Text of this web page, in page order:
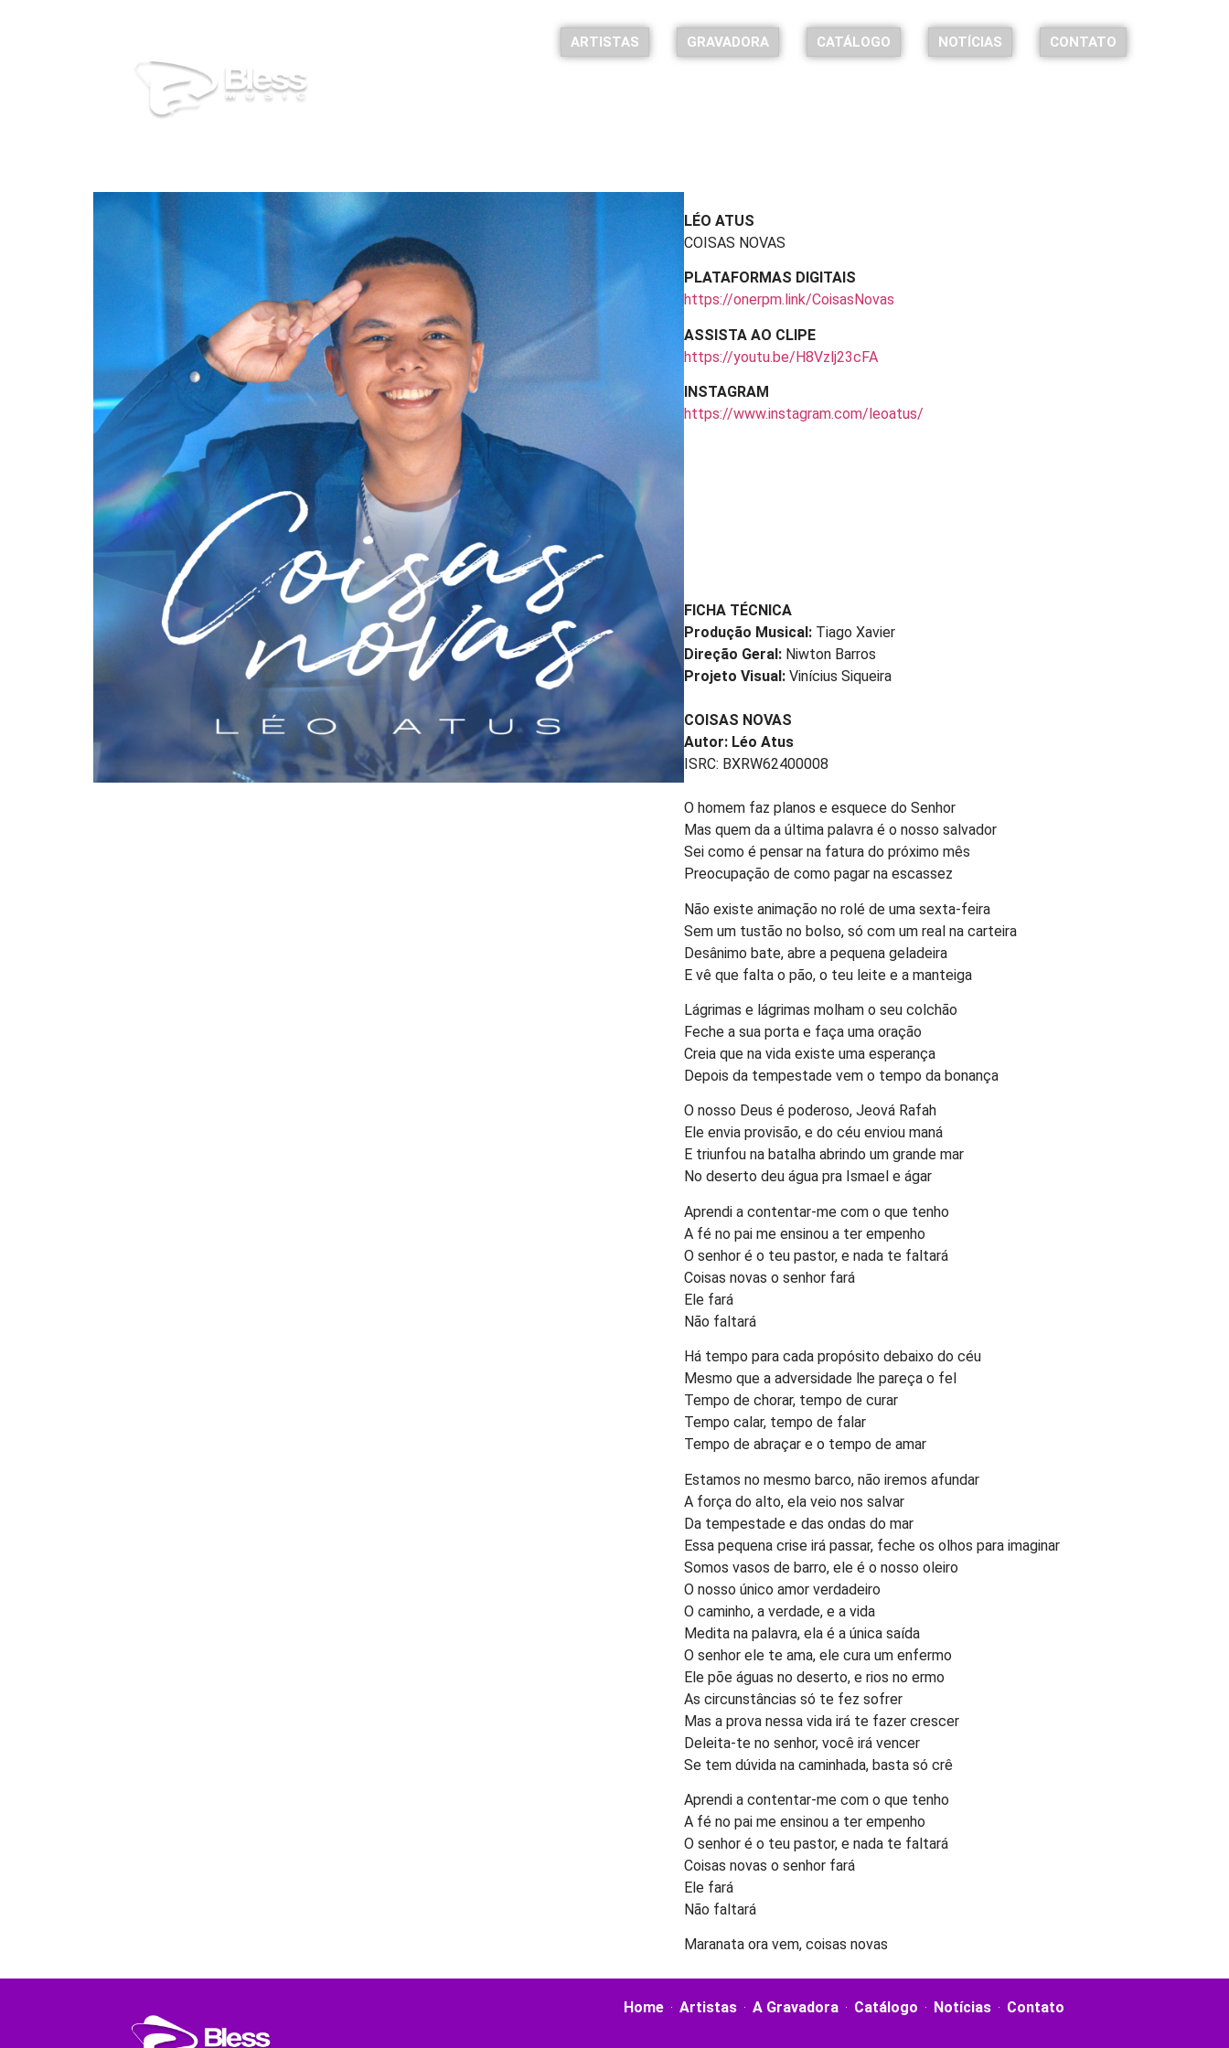
ARTISTAS GRAVADORA CATÁLOGO NOTÍCIAS CONTATO
LÉO ATUS
COISAS NOVAS
PLATAFORMAS DIGITAIS
https://onerpm.link/CoisasNovas
ASSISTA AO CLIPE
https://youtu.be/H8Vzlj23cFA
INSTAGRAM
https://www.instagram.com/leoatus/
FICHA TÉCNICA
Produção Musical: Tiago Xavier
Direção Geral: Niwton Barros
Projeto Visual: Vinícius Siqueira
COISAS NOVAS
Autor: Léo Atus
ISRC: BXRW62400008
O homem faz planos e esquece do Senhor
Mas quem da a última palavra é o nosso salvador
Sei como é pensar na fatura do próximo mês
Preocupação de como pagar na escassez
Não existe animação no rolé de uma sexta-feira
Sem um tustão no bolso, só com um real na carteira
Desânimo bate, abre a pequena geladeira
E vê que falta o pão, o teu leite e a manteiga
Lágrimas e lágrimas molham o seu colchão
Feche a sua porta e faça uma oração
Creia que na vida existe uma esperança
Depois da tempestade vem o tempo da bonança
O nosso Deus é poderoso, Jeová Rafah
Ele envia provisão, e do céu enviou maná
E triunfou na batalha abrindo um grande mar
No deserto deu água pra Ismael e ágar
Aprendi a contentar-me com o que tenho
A fé no pai me ensinou a ter empenho
O senhor é o teu pastor, e nada te faltará
Coisas novas o senhor fará
Ele fará
Não faltará
Há tempo para cada propósito debaixo do céu
Mesmo que a adversidade lhe pareça o fel
Tempo de chorar, tempo de curar
Tempo calar, tempo de falar
Tempo de abraçar e o tempo de amar
Estamos no mesmo barco, não iremos afundar
A força do alto, ela veio nos salvar
Da tempestade e das ondas do mar
Essa pequena crise irá passar, feche os olhos para imaginar
Somos vasos de barro, ele é o nosso oleiro
O nosso único amor verdadeiro
O caminho, a verdade, e a vida
Medita na palavra, ela é a única saída
O senhor ele te ama, ele cura um enfermo
Ele põe águas no deserto, e rios no ermo
As circunstâncias só te fez sofrer
Mas a prova nessa vida irá te fazer crescer
Deleita-te no senhor, você irá vencer
Se tem dúvida na caminhada, basta só crê
Aprendi a contentar-me com o que tenho
A fé no pai me ensinou a ter empenho
O senhor é o teu pastor, e nada te faltará
Coisas novas o senhor fará
Ele fará
Não faltará
Maranata ora vem, coisas novas
Home Artistas A Gravadora Catálogo Notícias Contato